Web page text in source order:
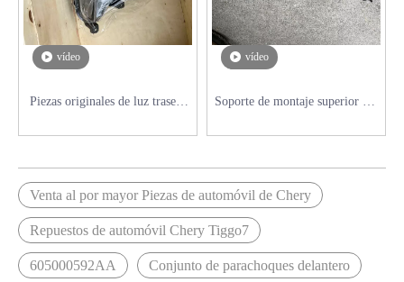
vídeo
Piezas originales de luz trasera
vídeo
Soporte de montaje superior del
Venta al por mayor Piezas de automóvil de Chery
Repuestos de automóvil Chery Tiggo7
605000592AA Conjunto de parachoques delantero